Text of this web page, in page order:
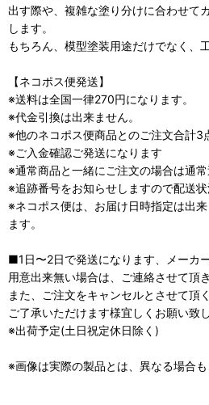
出す際や、複雑な塗り分けに合わせて
します。
もちろん、模型塗装用途だけでなく、
【ネコポス便発送】
※送料は全国一律270円になります。
※代金引換は出来ません。
※他のネコポス便商品とのご注文合計3
※ご入金確認ご発送になります
※通常商品と一緒にご注文の場合は通常
※追跡番号をお知らせしますので配送
※ネコポス便は、お届け日時指定は出
ます。
■1日〜2日で発送になります、メーカ
用意出来無い場合は、ご連絡させて頂き
また、ご注文をキャンセルとさせて頂
ご了承いただけます様宜しくお願い致し
※出荷予定(土日祝定休日除く)
※画像は実際の製品とは、異なる場合も